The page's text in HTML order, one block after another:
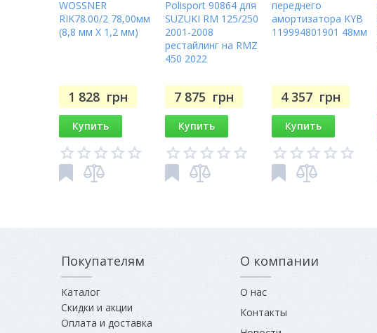
WOSSNER
RIK78.00/2 78,00мм
(8,8 мм X 1,2 мм)
1 828 грн
Купить
Polisport 90864 для
SUZUKI RM 125/250
2001-2008
рестайлинг на RMZ
450 2022
7 875 грн
Купить
переднего
амортизатора KYB
119994801901 48мм
4 357 грн
Купить
Покупателям
Каталог
Скидки и акции
Оплата и доставка
О компании
О нас
Контакты